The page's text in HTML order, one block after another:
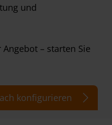
und
– starten Sie
konfigurieren